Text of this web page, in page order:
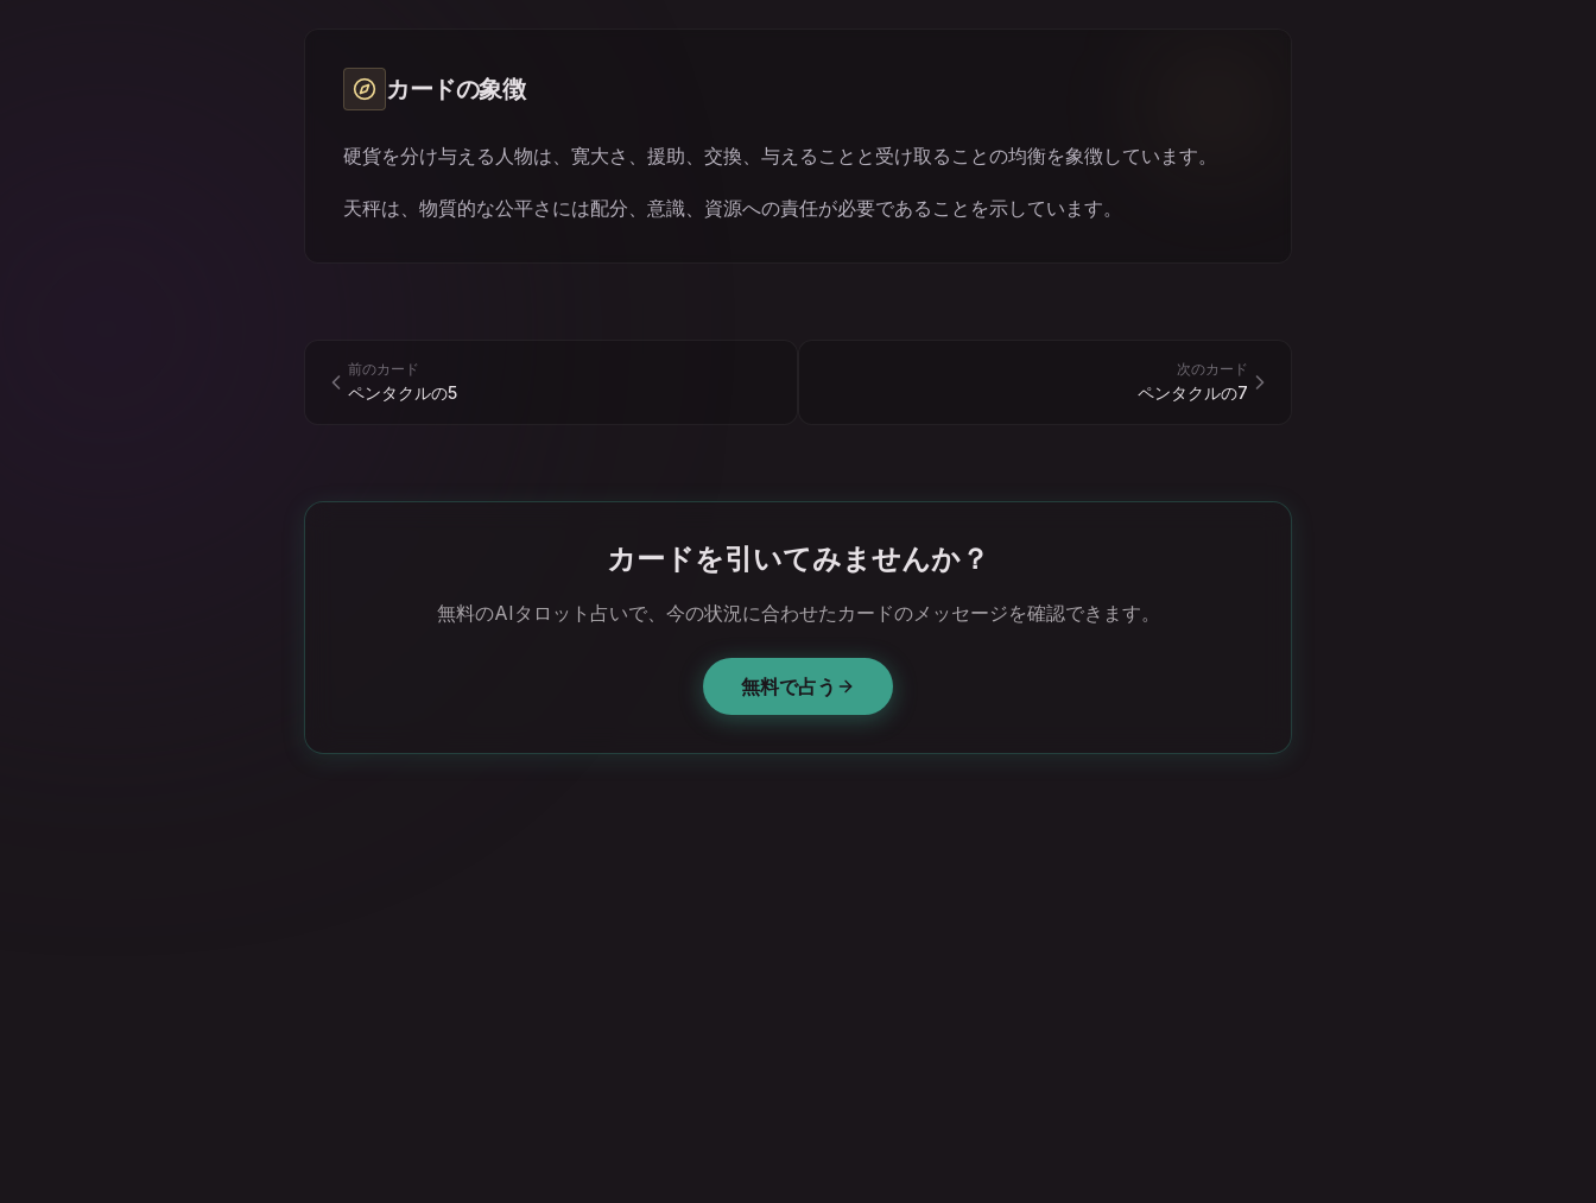
カードの象徴
硬貨を分け与える人物は、寛大さ、援助、交換、与えることと受け取ることの均衡を象徴しています。
天秤は、物質的な公平さには配分、意識、資源への責任が必要であることを示しています。
前のカード
ペンタクルの5
次のカード
ペンタクルの7
カードを引いてみませんか？
無料のAIタロット占いで、今の状況に合わせたカードのメッセージを確認できます。
無料で占う